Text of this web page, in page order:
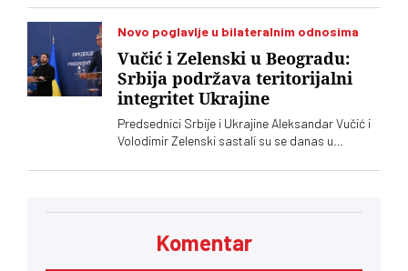
ostala gotovo netaknuta – srpsko oružje koje
preko posrednika stiže u Ukrajinu. Vučić i
iako je jasno da obojica znaju o čemu je reč
Novo poglavlje u bilateralnim odnosima
Vučić i Zelenski u Beogradu:
Srbija podržava teritorijalni
integritet Ukrajine
Predsednici Srbije i Ukrajine Aleksandar Vučić i
Volodimir Zelenski sastali su se danas u
odnosima, trgovini, energetici, infrastrukturi i
podržava teritorijalni integritet Ukrajine
Komentar